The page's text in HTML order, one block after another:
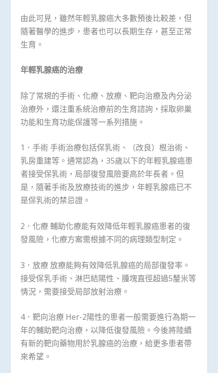
由此可見，雖然年輕乳腺癌大多數預後比較差，但
隨著醫學的進步，患者也可以長期生存，甚至正常
生育。
年輕乳腺癌的治療
除了常規的手術、化療、放療、靶向治療及內分泌
治療外，還注重系統治療前的生育諮詢，採取卵巢
功能和生育功能保護等一系列措施。
1．手術 手術治療包括保乳術、（改良）根治術、
乳房重建等。通常認為，35歲以下的年輕乳腺癌患
者接受保乳術，局部復發風險要高於年長者。但
是，隨著手術及放療技術的進步，年輕乳腺癌已不
是保乳術的禁忌證。
2．化療 輔助化療能有效降低年輕乳腺癌患者的復
發風險，化療方案需根據不同的病理類型制定。
3．放療 放療能夠有效降低乳腺癌的局部復發率。
接受保乳手術、淋巴結陽性、腫塊直徑超過5釐米等
情況，需要接受局部放射治療。
4．靶向治療 Her-2陽性的患者一般需要進行為期一
年的輔助靶向治療，以降低復發風險。今後將陸續
有新的靶向藥物用於乳腺癌的治療，給更多患者帶
來希望。